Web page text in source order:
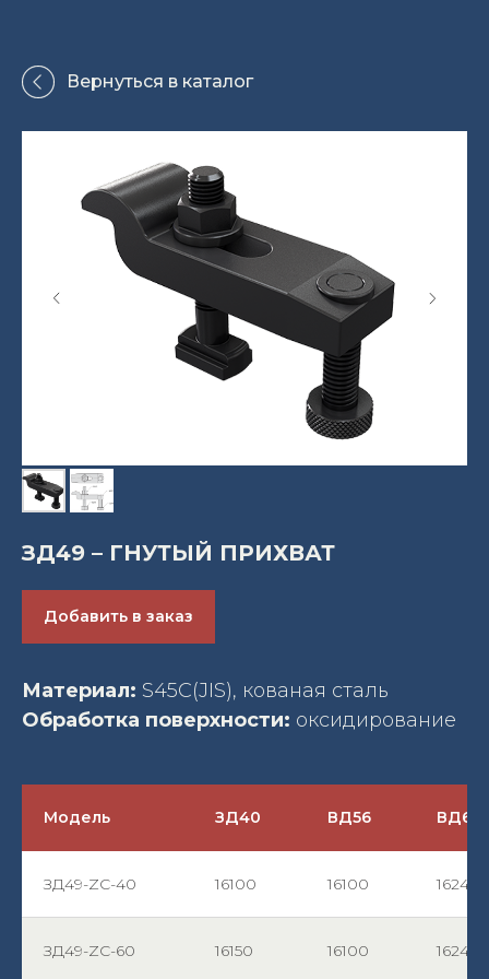
Вернуться в каталог
ЗД49 – ГНУТЫЙ ПРИХВАТ
Добавить в заказ
Материал: S45C(JIS), кованая сталь
Обработка поверхности: оксидирование
Модель ЗД40 ВД56 ВД65
ЗД49-ZC-40 16100 16100 1624
ЗД49-ZC-60 16150 16100 1624